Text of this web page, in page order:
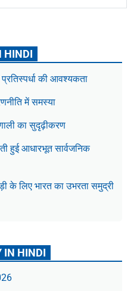
HINDI
की आवश्यकता
में समस्या
का सुदृढ़ीकरण
हुई आधारभूत सार्वजनिक
के लिए भारत का उभरता समुद्री
IN HINDI